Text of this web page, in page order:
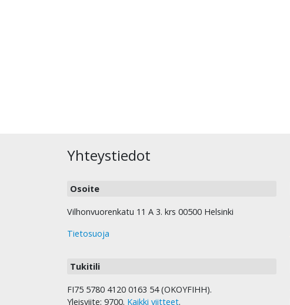
Yhteystiedot
Osoite
Vilhonvuorenkatu 11 A 3. krs 00500 Helsinki
Tietosuoja
Tukitili
FI75 5780 4120 0163 54 (OKOYFIHH).
Yleisviite: 9700. Kaikki viitteet.